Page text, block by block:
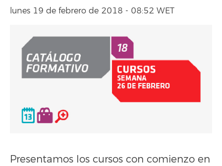
lunes 19 de febrero de 2018 - 08:52 WET
Presentamos los cursos con comienzo en